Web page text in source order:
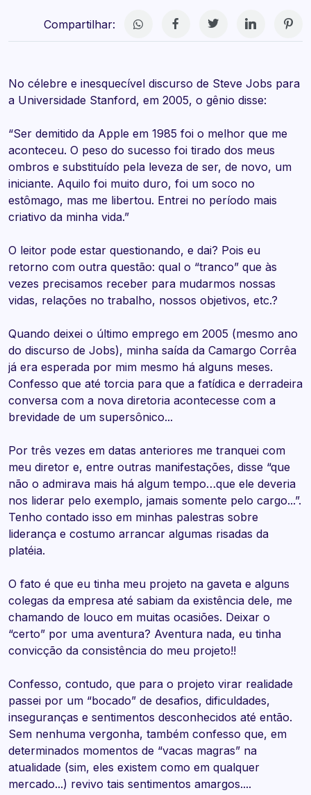
Compartilhar:
No célebre e inesquecível discurso de Steve Jobs para
a Universidade Stanford, em 2005, o gênio disse:
“Ser demitido da Apple em 1985 foi o melhor que me
aconteceu. O peso do sucesso foi tirado dos meus
ombros e substituído pela leveza de ser, de novo, um
iniciante. Aquilo foi muito duro, foi um soco no
estômago, mas me libertou. Entrei no período mais
criativo da minha vida.”
O leitor pode estar questionando, e dai? Pois eu
retorno com outra questão: qual o “tranco” que às
vezes precisamos receber para mudarmos nossas
vidas, relações no trabalho, nossos objetivos, etc.?
Quando deixei o último emprego em 2005 (mesmo ano
do discurso de Jobs), minha saída da Camargo Corrêa
já era esperada por mim mesmo há alguns meses.
Confesso que até torcia para que a fatídica e derradeira
conversa com a nova diretoria acontecesse com a
brevidade de um supersônico...
Por três vezes em datas anteriores me tranquei com
meu diretor e, entre outras manifestações, disse “que
não o admirava mais há algum tempo…que ele deveria
nos liderar pelo exemplo, jamais somente pelo cargo...”.
Tenho contado isso em minhas palestras sobre
liderança e costumo arrancar algumas risadas da
platéia.
O fato é que eu tinha meu projeto na gaveta e alguns
colegas da empresa até sabiam da existência dele, me
chamando de louco em muitas ocasiões. Deixar o
“certo” por uma aventura? Aventura nada, eu tinha
convicção da consistência do meu projeto!!
Confesso, contudo, que para o projeto virar realidade
passei por um “bocado” de desafios, dificuldades,
inseguranças e sentimentos desconhecidos até então.
Sem nenhuma vergonha, também confesso que, em
determinados momentos de “vacas magras” na
atualidade (sim, eles existem como em qualquer
mercado...) revivo tais sentimentos amargos....